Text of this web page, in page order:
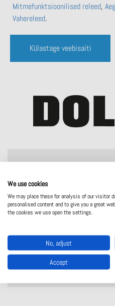
Mitmefunktsioonilised releed
Vahereleed
Külastage veebisaiti
Alates aastast partnerlus
Peakontor
Tootmiskohad
Võrk
Töötajad
We use cookies
We may place these for analysis of our visitor
personalised content and to give you a great
the cookies we use open the settings.
No, adjust
Accept